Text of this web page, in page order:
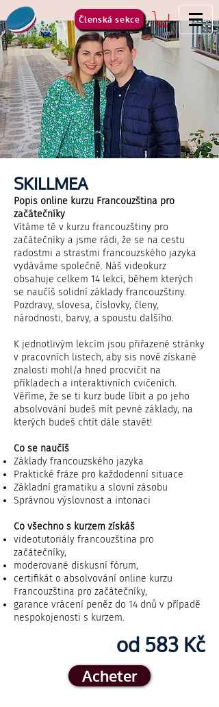
Členská sekce
SKILLMEA
Popis online kurzu Francouzština pro
začátečníky
Vítáme tě v kurzu francouzštiny pro
začátečníky a jsme rádi, že se na cestu
radostmi a strastmi francouzského jazyka
vydáváme společně. Náš videokurz
obsahuje celkem 14 lekcí, během kterých
se naučíš solidní základy francouzštiny.
Pozdravy, slovesa, číslovky, členy,
národnosti, barvy, a spoustu dalšího.
K jednotlivým lekcím jsou přiřazené stránky
v pracovních listech, aby sis nově získané
znalosti mohl/a hned procvičit na
příkladech a interaktivních cvičeních.
Věříme, že se ti kurz bude líbit a po jeho
absolvování budeš mít pevné základy, na
kterých budeš chtít dále stavět!
Co se naučíš
Základy francouzského jazyka
Praktické fráze pro každodenní situace
Základní gramatiku a slovní zásobu
Správnou výslovnost a intonaci
Co všechno s kurzem získáš
videotutoriály francouzština pro
začátečníky,
moderované diskusní fórum,
certifikát o absolvování online kurzu
Francouzština pro začátečníky,
garance vrácení peněz do 14 dnů v případě
nespokojenosti s kurzem.
od 583 Kč
Acheter